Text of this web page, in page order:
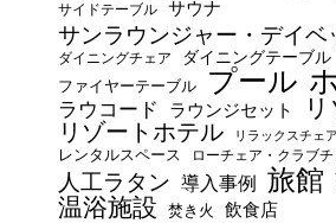
サイドテーブル サウナ
サンラウンジャー・デイベ
ダイニングチェア ダイニングテーブル
ファイヤーテーブル プール
ラウコード ラウンジセット
リゾートホテル リラックスチェア
レンタルスペース ローチェア・クラブチ
人工ラタン 導入事例 旅館
温浴施設 焚き火 飲食店